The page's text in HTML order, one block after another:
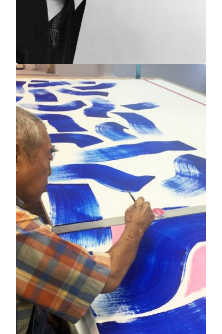
澳门美高梅
达利的舞者
萨尔瓦多‧达利
美狮美高梅